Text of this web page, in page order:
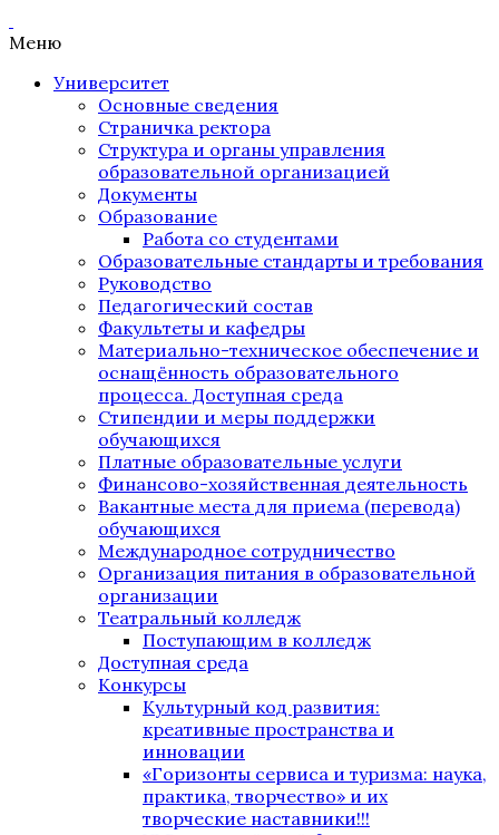
Меню
Университет
Основные сведения
Страничка ректора
Структура и органы управления
образовательной организацией
Документы
Образование
Работа со студентами
Образовательные стандарты и требования
Руководство
Педагогический состав
Факультеты и кафедры
Материально-техническое обеспечение и
оснащённость образовательного
процесса. Доступная среда
Стипендии и меры поддержки
обучающихся
Платные образовательные услуги
Финансово-хозяйственная деятельность
Вакантные места для приема (перевода)
обучающихся
Международное сотрудничество
Организация питания в образовательной
организации
Театральный колледж
Поступающим в колледж
Доступная среда
Конкурсы
Культурный код развития:
креативные пространства и
инновации
«Горизонты сервиса и туризма: наука,
практика, творчество» и их
творческие наставники!!!